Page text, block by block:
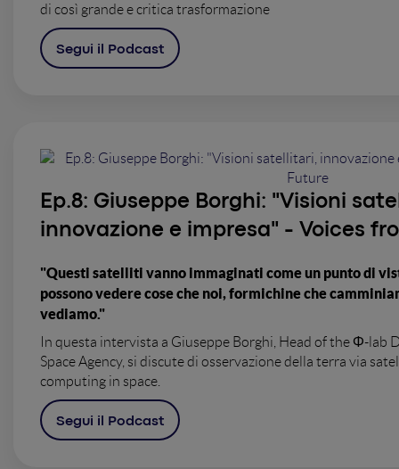
di così grande e critica trasformazione
Segui il Podcast
Ep.8: Giuseppe Borghi: "Visioni
innovazione e impresa" - Voices
"Questi satelliti vanno immaginati come un punto di
possono vedere cose che noi, formichine che
vediamo."
In questa intervista a Giuseppe Borghi, Head of the Φ-lab
Space Agency, si discute di osservazione della terra via
computing in space.
Segui il Podcast